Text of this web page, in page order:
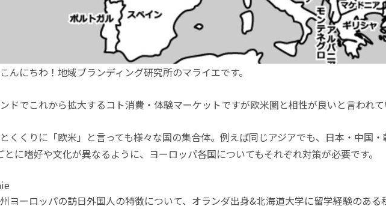
んにちわ！地域ブランディング研究所のマライエです。
ドでこれから拡大するコト消費・体験マーケットですが欧米圏と相性が良いと言われて
くくりに「欧米」と言っても様々な国の集合体。例えば同じアジアでも、日本・中国
に嗜好や文化が異なるように、ヨーロッパ各国についてもそれぞれ対策が必要です。
ヨーロッパの訪日外国人の特徴について、オランダ出身&北海道大学に留学経験のある